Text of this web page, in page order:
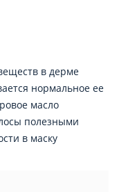
в дерме
нормальное ее
масло
полезными
в маску